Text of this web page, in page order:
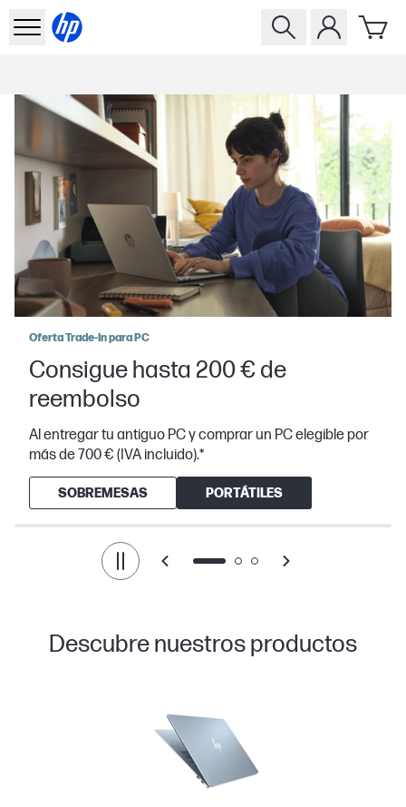
Consigue hasta 200 € de
reembolso
Oferta Trade-In para PC
Al entregar tu antiguo PC y comprar un PC elegible por
más de 700 € (IVA incluido).*
SOBREMESAS PORTÁTILES
Descubre nuestros productos